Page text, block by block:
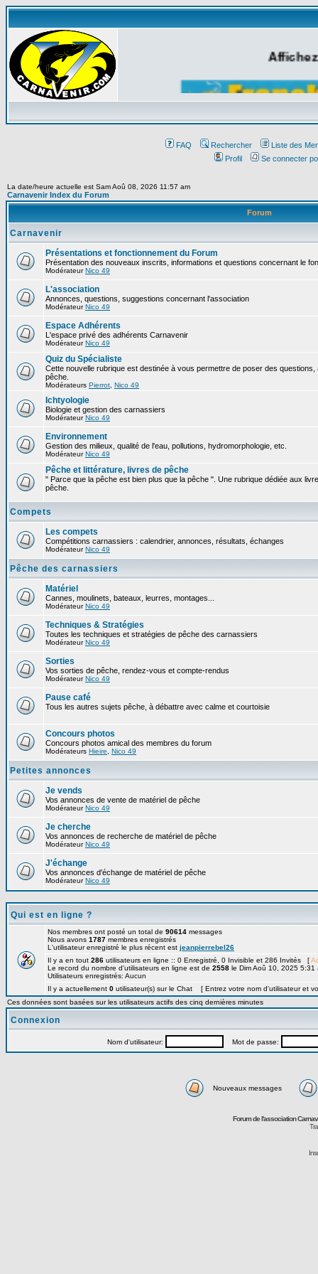
FAQ Rechercher
Liste des
Profil
Se connecter
La date/heure actuelle est Sam Aoû 08, 2026 11:57 am
Carnavenir Index du Forum
Forum
Carnavenir
Présentations et fonctionnement du Forum
Présentation des nouveaux inscrits, informations et questions concernant le
ModérateurNico 49
L'association
Annonces, questions, suggestions concernant l'association
ModérateurNico 49
Espace Adhérents
L'espace privé des adhérents Carnavenir
ModérateurNico 49
Quiz du Spécialiste
Cette nouvelle rubrique est destinée à vous permettre de poser des
pêche.
Modérateurs Pierrot Nico 49
Ichtyologie
Biologie et gestion des carnassiers
ModérateurNico 49
Environnement
Gestion des milieux, qualité de l'eau, pollutions, hydromorphologie, etc.
ModérateurNico 49
Pêche et littérature, livres de pêche
" Parce que la pêche est bien plus que la pêche ". Une rubrique dédiée aux
pêche.
Compets
Les compets
Compétitions carnassiers : calendrier, annonces, résultats, échanges
ModérateurNico 49
Pêche des carnassiers
Matériel
Cannes, moulinets, bateaux, leurres, montages...
ModérateurNico 49
Techniques & Stratégies
Toutes les techniques et stratégies de pêche des carnassiers
ModérateurNico 49
Sorties
Vos sorties de pêche, rendez-vous et compte-rendus
ModérateurNico 49
Pause café
Tous les autres sujets pêche, à débattre avec calme et courtoisie
Concours photos
Concours photos amical des membres du forum
Modérateurs Hieire Nico 49
Petites annonces
Je vends
Vos annonces de vente de matériel de pêche
ModérateurNico 49
Je cherche
Vos annonces de recherche de matériel de pêche
ModérateurNico 49
J'échange
Vos annonces d'échange de matériel de pêche
ModérateurNico 49
Qui est en ligne ?
Nos membres ont posté un total de 90614 messages
Nous avons 1787 membres enregistrés
L'utilisateur enregistré le plus récent est jeanpierrebel26
Il y a en tout 286 utilisateurs en ligne :: 0 Enregistré, 0 Invisible et 286 Invités [
Le record du nombre d'utilisateurs en ligne est de 2558 le Dim Aoû 10, 2025 5:31
Utilisateurs enregistrés: Aucun
Il y a actuellement 0 utilisateur(s) sur le Chat [ Entrez votre nom d'utilisateur et
Ces données sont basées sur les utilisateurs actifs des cinq dernières minutes
Connexion
Nom d'utilisateur: Mot de passe:
Nouveaux messages
Forum de l'association